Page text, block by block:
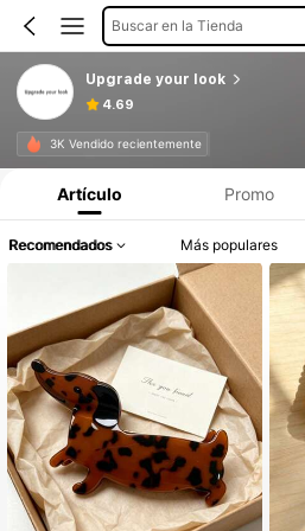
Buscar en la Tienda
Upgrade your look
4.69
3K Vendido recientemente
Artículo Promo
Recomendados Más populares